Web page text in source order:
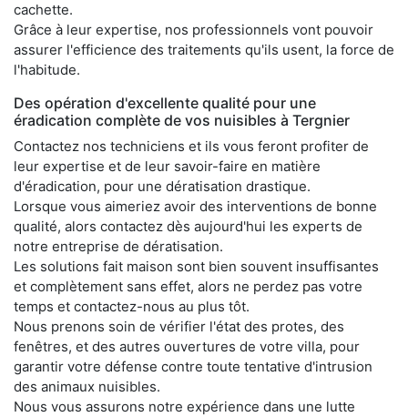
cachette.
Grâce à leur expertise, nos professionnels vont pouvoir
assurer l'efficience des traitements qu'ils usent, la force de
l'habitude.
Des opération d'excellente qualité pour une
éradication complète de vos nuisibles à Tergnier
Contactez nos techniciens et ils vous feront profiter de
leur expertise et de leur savoir-faire en matière
d'éradication, pour une dératisation drastique.
Lorsque vous aimeriez avoir des interventions de bonne
qualité, alors contactez dès aujourd'hui les experts de
notre entreprise de dératisation.
Les solutions fait maison sont bien souvent insuffisantes
et complètement sans effet, alors ne perdez pas votre
temps et contactez-nous au plus tôt.
Nous prenons soin de vérifier l'état des protes, des
fenêtres, et des autres ouvertures de votre villa, pour
garantir votre défense contre toute tentative d'intrusion
des animaux nuisibles.
Nous vous assurons notre expérience dans une lutte